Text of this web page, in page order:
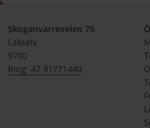
Skoganvarreveien 75
Lakselv
9700
Ring: 47 91771440